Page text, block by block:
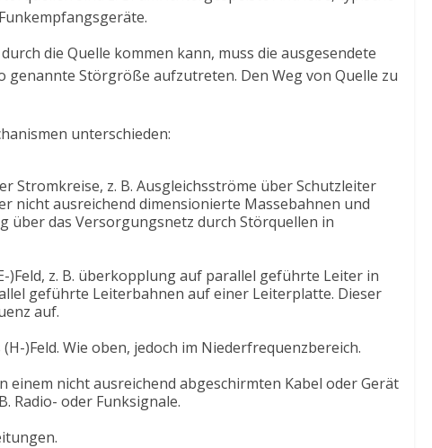
die Quelle kommen kann, muss die ausgesendete
genannte Störgröße aufzutreten. Den Weg von Quelle zu
unterschieden:
Stromkreise, z. B. Ausgleichsströme über Schutzleiter
nicht ausreichend dimensionierte Massebahnen und
über das Versorgungsnetz durch Störquellen in
)Feld, z. B. überkopplung auf parallel geführte Leiter in
geführte Leiterbahnen auf einer Leiterplatte. Dieser
auf.
)Feld. Wie oben, jedoch im Niederfrequenzbereich.
einem nicht ausreichend abgeschirmten Kabel oder Gerät
Radio- oder Funksignale.